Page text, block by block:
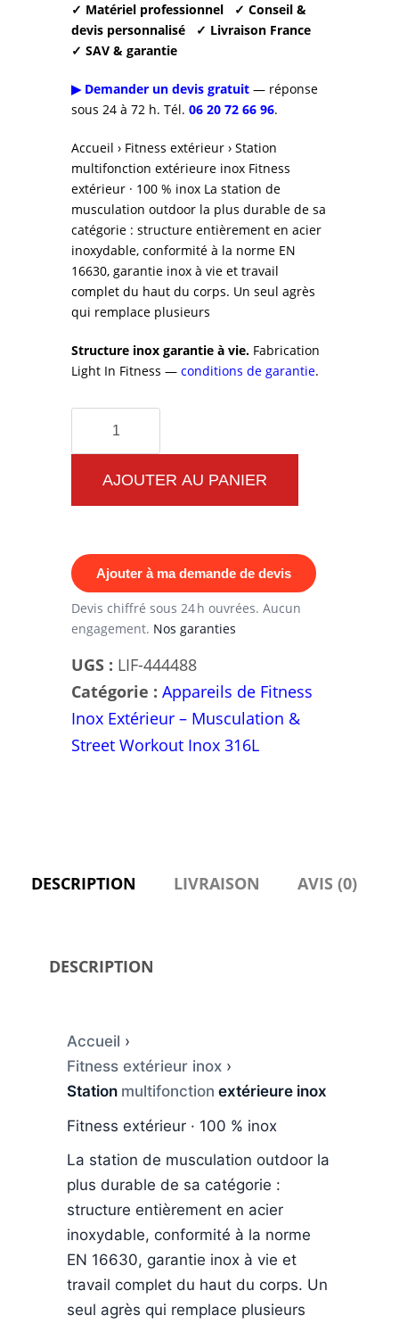
✓ Matériel professionnel
✓ Conseil &
devis personnalisé
✓ Livraison France
✓ SAV & garantie
▶ Demander un devis gratuit — réponse
sous 24 à 72 h. Tél. 06 20 72 66 96.
Accueil › Fitness extérieur › Station
multifonction extérieure inox Fitness
extérieur · 100 % inox La station de
musculation outdoor la plus durable de sa
catégorie : structure entièrement en acier
inoxydable, conformité à la norme EN
16630, garantie inox à vie et travail
complet du haut du corps. Un seul agrès
qui remplace plusieurs
Structure inox garantie à vie. Fabrication
Light In Fitness — conditions de garantie.
quantité
de
Station
multifonction
100
%
inox
AJOUTER AU PANIER
Ajouter à ma demande de devis
Devis chiffré sous 24 h ouvrées. Aucun
engagement. Nos garanties
UGS : LIF-444488
Catégorie : Appareils de Fitness
Inox Extérieur – Musculation &
Street Workout Inox 316L
DESCRIPTION LIVRAISON AVIS (0)
DESCRIPTION
Accueil ›
Fitness extérieur inox ›
Station multifonction extérieure inox
Fitness extérieur · 100 % inox
La station de musculation outdoor la
plus durable de sa catégorie :
structure entièrement en acier
inoxydable, conformité à la norme
EN 16630, garantie inox à vie et
travail complet du haut du corps. Un
seul agrès qui remplace plusieurs